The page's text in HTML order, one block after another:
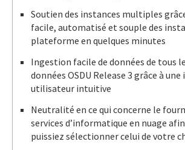
Soutien des instances multiples
facile, automatisé et souple des
plateforme en quelques minutes
Ingestion facile de données de tous
données OSDU Release 3 grâce à
utilisateur intuitive
Neutralité en ce qui concerne le
services d’informatique en nuage
puissiez sélectionner celui de votre